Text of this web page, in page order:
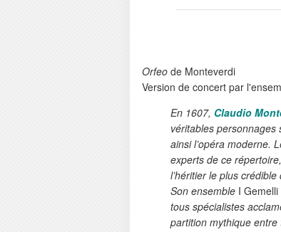
Orfeo de Monteverdi
Version de concert par
En 1607, Claudio
véritables
ainsi l’opéra moderne.
experts de ce
l’héritier le plus
Son ensemble I Gemelli
tous spécialistes
partition mythique entre